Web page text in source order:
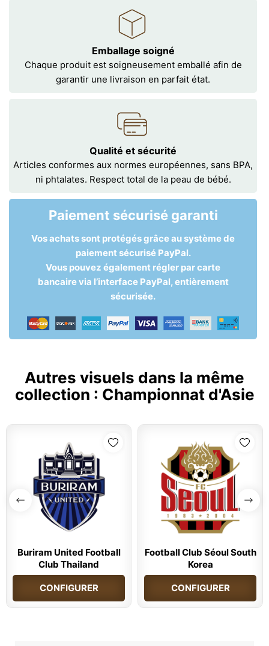
Emballage soigné
Chaque produit est soigneusement emballé afin de
garantir une livraison en parfait état.
Qualité et sécurité
Articles conformes aux normes européennes, sans BPA,
ni phtalates. Respect total de la peau de bébé.
Paiement sécurisé garanti
Vos achats sont protégés grâce au système de
paiement sécurisé PayPal.
Vous pouvez également régler par carte
bancaire via l’interface PayPal, entièrement
sécurisée.
Autres visuels dans la même
collection : Championnat d'Asie
Buriram United Football
Club Thailand
CONFIGURER
Football Club Séoul South
Korea
CONFIGURER